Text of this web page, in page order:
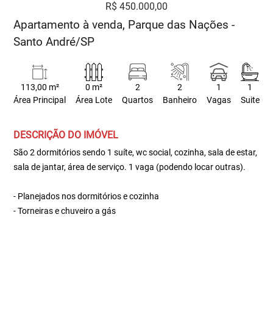
R$ 450.000,00
Apartamento à venda, Parque das Nações -
Santo André/SP
113,00 m²
Área Principal
0 m²
Área Lote
2
Quartos
2
Banheiro
1
Vagas
1
Suite
DESCRIÇÃO DO IMÓVEL
São 2 dormitórios sendo 1 suíte, wc social, cozinha, sala de estar,
sala de jantar, área de serviço. 1 vaga (podendo locar outras).
- Planejados nos dormitórios e cozinha
- Torneiras e chuveiro a gás